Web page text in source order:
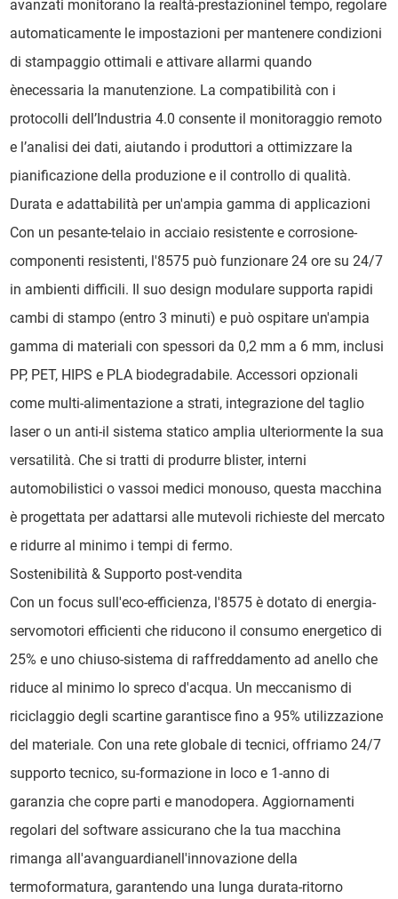
avanzati monitorano la realtà-prestazioninel tempo, regolare
automaticamente le impostazioni per mantenere condizioni
di stampaggio ottimali e attivare allarmi quando
ènecessaria la manutenzione. La compatibilità con i
protocolli dell’Industria 4.0 consente il monitoraggio remoto
e l’analisi dei dati, aiutando i produttori a ottimizzare la
pianificazione della produzione e il controllo di qualità.
Durata e adattabilità per un'ampia gamma di applicazioni
Con un pesante-telaio in acciaio resistente e corrosione-
componenti resistenti, l'8575 può funzionare 24 ore su 24/7
in ambienti difficili. Il suo design modulare supporta rapidi
cambi di stampo (entro 3 minuti) e può ospitare un'ampia
gamma di materiali con spessori da 0,2 mm a 6 mm, inclusi
PP, PET, HIPS e PLA biodegradabile. Accessori opzionali
come multi-alimentazione a strati, integrazione del taglio
laser o un anti-il sistema statico amplia ulteriormente la sua
versatilità. Che si tratti di produrre blister, interni
automobilistici o vassoi medici monouso, questa macchina
è progettata per adattarsi alle mutevoli richieste del mercato
e ridurre al minimo i tempi di fermo.
Sostenibilità & Supporto post-vendita
Con un focus sull'eco-efficienza, l'8575 è dotato di energia-
servomotori efficienti che riducono il consumo energetico di
25% e uno chiuso-sistema di raffreddamento ad anello che
riduce al minimo lo spreco d'acqua. Un meccanismo di
riciclaggio degli scartine garantisce fino a 95% utilizzazione
del materiale. Con una rete globale di tecnici, offriamo 24/7
supporto tecnico, su-formazione in loco e 1-anno di
garanzia che copre parti e manodopera. Aggiornamenti
regolari del software assicurano che la tua macchina
rimanga all'avanguardianell'innovazione della
termoformatura, garantendo una lunga durata-ritorno